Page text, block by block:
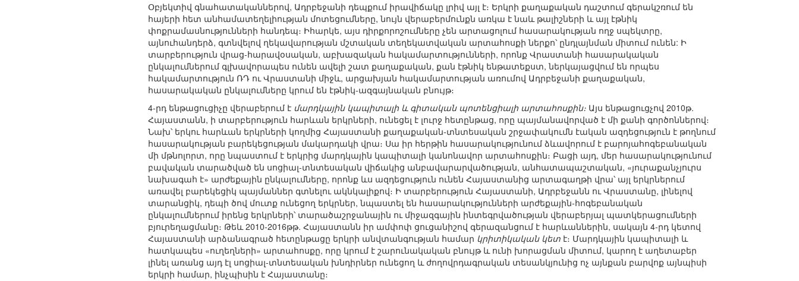
Օբյեկտիվ գնահատականներով, Ադրբեջանի դեպքում իրավիճակը լրիվ այլ է։ Երկրի քաղաքական դաշտում գերակշռում են
հայերի հետ անհամատեղելիության մոտեցումները, նույն վերաբերմունքն առկա է նաև թալիշների և այլ էթնիկ
փոքրամասնությունների հանդեպ։ Իհարկե, այս դիրքորոշումները չեն արտացոլում հասարակության ողջ սպեկտրը,
այնուհանդերձ, գտնվելով ղեկավարության մշտական տեղեկատվական արտահոսքի ներքո՝ ընդլայնման միտում ունեն: Ի
տարբերություն վրաց-հարավօսական, աբխազական հակամարտությունների, որոնք Վրաստանի հասարակական
ընկալումներում գլխավորապես ունեն ավելի շատ քաղաքական, քան էթնիկ ենթատեքստ, ներկայացվում են որպես
հակամարտություն ՌԴ ու Վրաստանի միջև, արցախյան հակամարտության առումով Ադրբեջանի քաղաքական,
հասարակական ընկալումները կրում են էթնիկ-ազգայնական բնույթ։
4-րդ ենթացուցիչը վերաբերում է մարդկային կապիտալի և գիտական պոտենցիալի արտահոսքին։ Այս ենթացուցչով 2010թ.
Հայաստանն, ի տարբերություն հարևան երկրների, ունեցել է լուրջ հետընթաց, որը պայմանավորված է մի քանի գործոններով։
Նախ՝ երկու հարևան երկրների կողմից Հայաստանի քաղաքական-տնտեսական շրջափակումն էական ազդեցություն է թողնում
հասարակության բարեկեցության մակարդակի վրա։ Սա իր հերթին հասարակությունում ձևավորում է բարոյահոգեբանական
մի մթնոլորտ, որը նպաստում է երկրից մարդկային կապիտալի կանոնավոր արտահոսքին։ Բացի այդ, մեր հասարակությունում
բավական տարածված են սոցիալ-տնտեսական վիճակից անբավարարվածության, անհատապաշտական, «յուրաքանչյուրս
նախագահ է» արժեքային ընկալումները, որոնք ևս ազդեցություն ունեն Հայաստանից արտագաղթի վրա՝ այլ երկրներում
առավել բարեկեցիկ պայմաններ գտնելու ակնկալիքով։ Ի տարբերություն Հայաստանի, Ադրբեջանն ու Վրաստանը, լինելով
տարանցիկ, դեպի ծով մուտք ունեցող երկրներ, նպաստել են հասարակությունների արժեքային-հոգեբանական
ընկալումներում իրենց երկրների՝ տարածաշրջանային ու միջազգային ինտեգրվածության վերաբերյալ պատկերացումների
բյուրեղացմանը։ Թեև 2010-2016թթ. Հայաստանն իր ամփոփ ցուցանիշով գերազանցում է հարևաններին, սակայն 4-րդ կետով
Հայաստանի արձանագրած հետընթացը երկրի անվտանգության համար կրիտիկական կետ է։ Մարդկային կապիտալի և
հատկապես «ուղեղների» արտահոսքը, որը կրում է շարունակական բնույթ և ունի խորացման միտում, կարող է աղետաբեր
լինել առանց այդ էլ սոցիալ-տնտեսական խնդիրներ ունեցող և ժողովրդագրական տեսանկյունից ոչ այնքան բարվոք այնպիսի
երկրի համար, ինչպիսին է Հայաստանը։